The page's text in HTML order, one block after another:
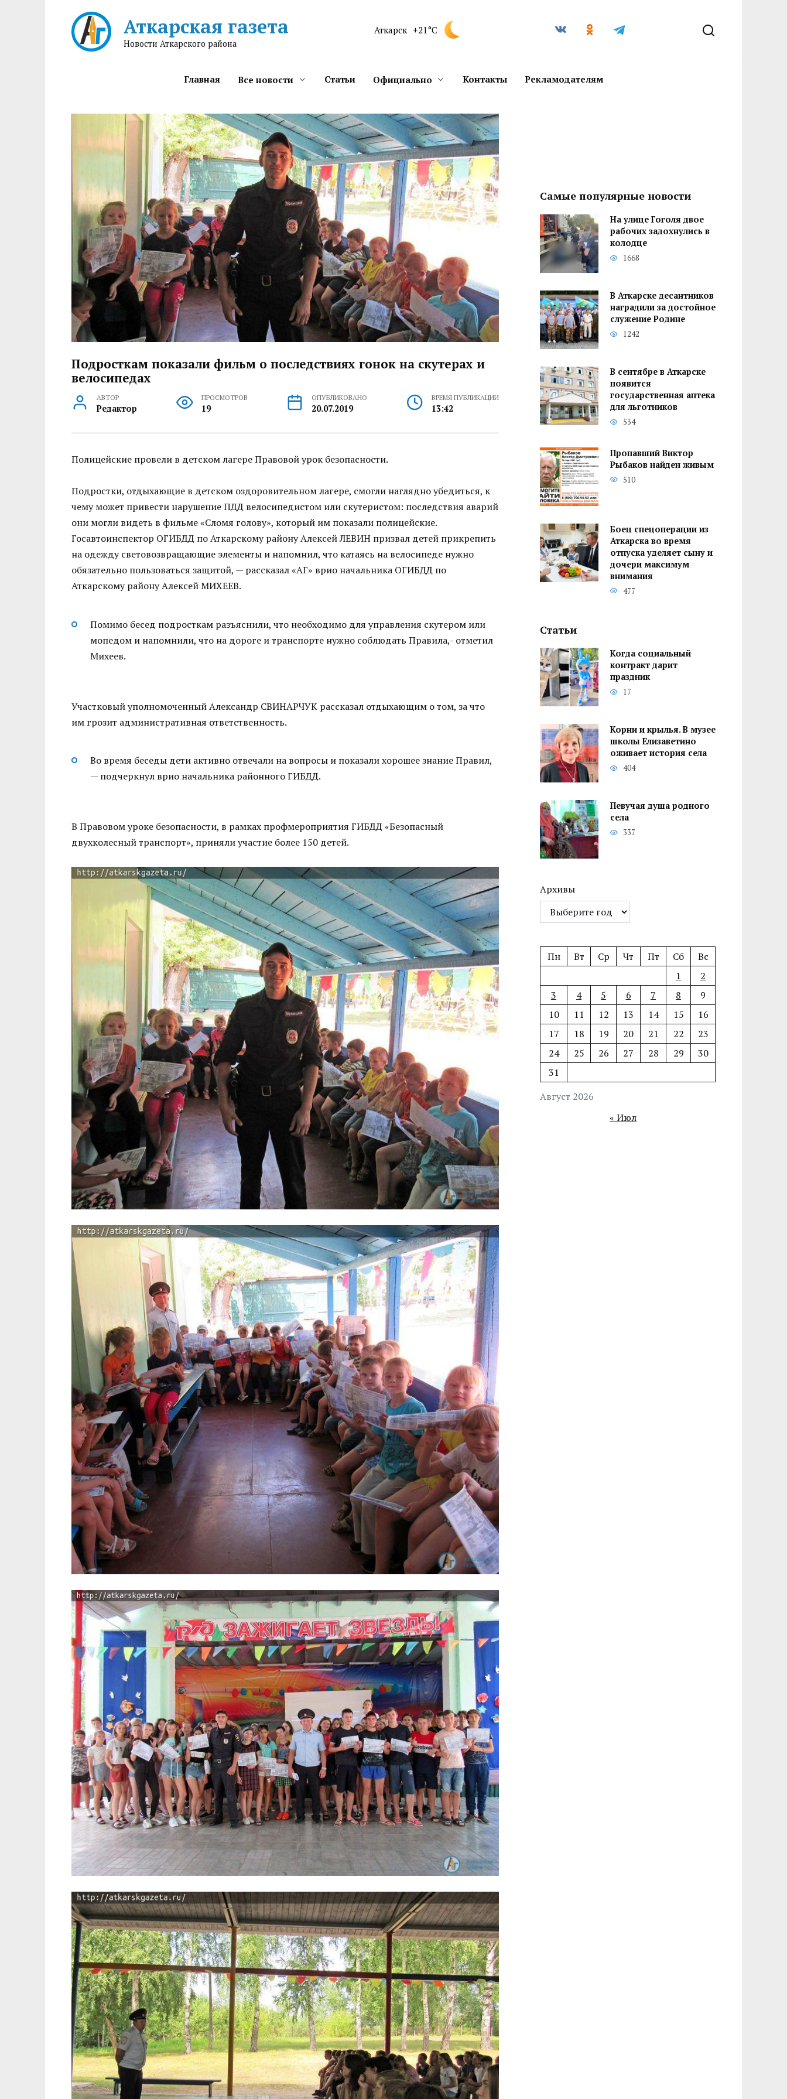
Аткарская газета
Новости Аткарского района
Аткарск +21°C
Главная Все новости Статьи Официально Контакты Рекламодателям
Подросткам показали фильм о последствиях гонок на скутерах и
велосипедах
АВТОР
Редактор
ПРОСМОТРОВ
19
ОПУБЛИКОВАНО
20.07.2019
ВРЕМЯ ПУБЛИКАЦИИ
13:42
Полицейские провели в детском лагере Правовой урок безопасности.
Подростки, отдыхающие в детском оздоровительном лагере, смогли наглядно убедиться, к
чему может привести нарушение ПДД велосипедистом или скутеристом: последствия аварий
они могли видеть в фильме «Сломя голову», который им показали полицейские.
Госавтоинспектор ОГИБДД по Аткарскому району Алексей ЛЕВИН призвал детей прикрепить
на одежду световозвращающие элементы и напомнил, что катаясь на велосипеде нужно
обязательно пользоваться защитой, — рассказал «АГ» врио начальника ОГИБДД по
Аткарскому району Алексей МИХЕЕВ.
Помимо бесед подросткам разъяснили, что необходимо для управления скутером или
мопедом и напомнили, что на дороге и транспорте нужно соблюдать Правила,- отметил
Михеев.
Участковый уполномоченный Александр СВИНАРЧУК рассказал отдыхающим о том, за что
им грозит административная ответственность.
Во время беседы дети активно отвечали на вопросы и показали хорошее знание Правил,
— подчеркнул врио начальника районного ГИБДД.
В Правовом уроке безопасности, в рамках профмероприятия ГИБДД «Безопасный
двухколесный транспорт», приняли участие более 150 детей.
Самые популярные новости
На улице Гоголя двое
рабочих задохнулись в
колодце
1668
В Аткарске десантников
наградили за достойное
служение Родине
1242
В сентябре в Аткарске
появится
государственная аптека
для льготников
534
Пропавший Виктор
Рыбаков найден живым
510
Боец спецоперации из
Аткарска во время
отпуска уделяет сыну и
дочери максимум
внимания
477
Статьи
Когда социальный
контракт дарит
праздник
17
Корни и крылья. В музее
школы Елизаветино
оживает история села
404
Певучая душа родного
села
337
Архивы
Август 2026
Пн Вт Ср Чт Пт Сб
Вс
1
2
3
4 5 6 7 8
9
10
11 12 13 14 15
16
17
18 19 20 21 22
23
24
25 26 27 28 29
30
31
« Июл